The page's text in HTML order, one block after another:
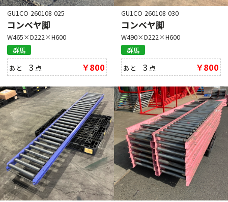
GU1CO-260108-025
コンベヤ脚
W465×D222×H600
群馬
あと3 点 ￥800
GU1CO-260108-030
コンベヤ脚
W490×D222×H600
群馬
あと3 点 ￥800